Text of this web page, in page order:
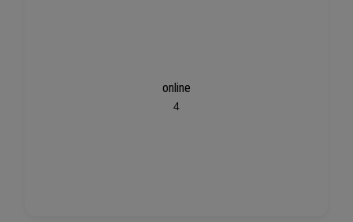
online
4